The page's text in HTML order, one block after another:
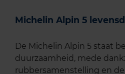
Michelin Alpin 5
De Michelin Alpin 5 staat
duurzaamheid, mede
rubbersamenstelling en